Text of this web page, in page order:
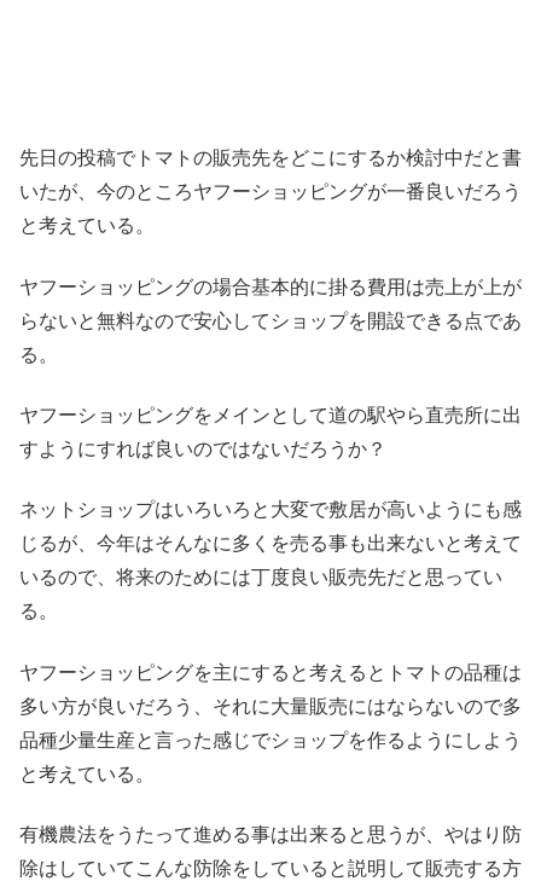
先日の投稿でトマトの販売先をどこにするか検討中だと書
いたが、今のところヤフーショッピングが一番良いだろう
と考えている。
ヤフーショッピングの場合基本的に掛る費用は売上が上が
らないと無料なので安心してショップを開設できる点であ
る。
ヤフーショッピングをメインとして道の駅やら直売所に出
すようにすれば良いのではないだろうか？
ネットショップはいろいろと大変で敷居が高いようにも感
じるが、今年はそんなに多くを売る事も出来ないと考えて
いるので、将来のためには丁度良い販売先だと思ってい
る。
ヤフーショッピングを主にすると考えるとトマトの品種は
多い方が良いだろう、それに大量販売にはならないので多
品種少量生産と言った感じでショップを作るようにしよう
と考えている。
有機農法をうたって進める事は出来ると思うが、やはり防
除はしていてこんな防除をしていると説明して販売する方